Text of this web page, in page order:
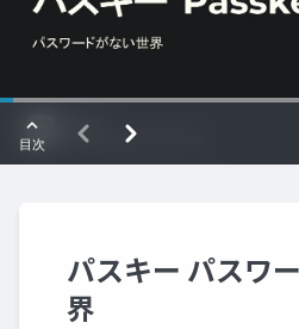
パスキー パスワ
界